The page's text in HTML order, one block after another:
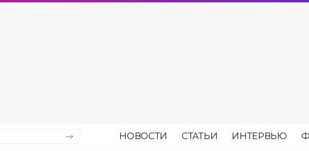
НОВОСТИ СТАТЬИ ИНТЕРВЬЮ